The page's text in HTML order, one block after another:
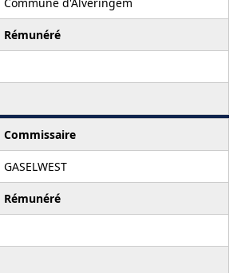
Rémunéré
Commissaire
GASELWEST
Rémunéré